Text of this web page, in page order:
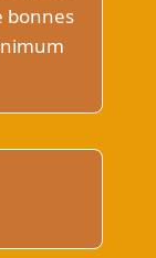
bonnes